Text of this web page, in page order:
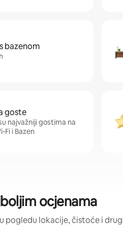
bazenom
goste
najvažniji gostima na
Fi i Bazen
ocjenama
pogledu lokacije, čistoće i